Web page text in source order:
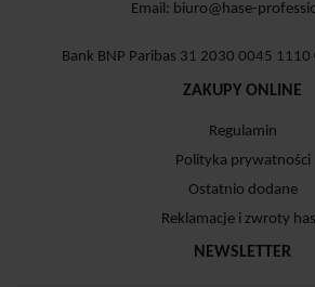
Email: biuro@hase-
Bank BNP Paribas 31 2030 0045
ZAKUPY ONLINE
Regulamin
Polityka prywatności
Ostatnio dodane
Reklamacje i zwroty
NEWSLETTER